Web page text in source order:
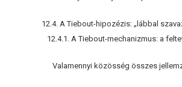
12.4. A Tiebout-hipozézis: „lábbal
12.4.1. A Tiebout-mechanizmus: a